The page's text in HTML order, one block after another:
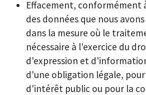
Effacement, conformément
des données que nous
dans la mesure où le
nécessaire à l'exercice du
d'expression et
d'une obligation légale, pour
d'intérêt public ou pour la